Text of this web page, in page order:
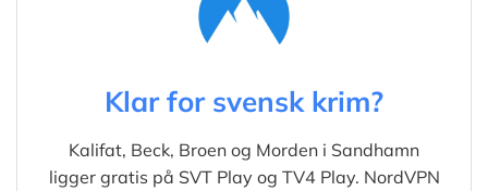
Klar for svensk krim?
Kalifat, Beck, Broen og Morden i Sandhamn
ligger gratis på SVT Play og TV4 Play. NordVPN